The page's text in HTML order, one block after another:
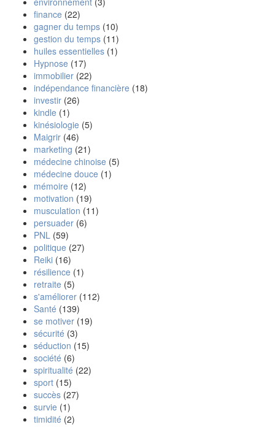
finance (22)
gagner du temps (10)
gestion du temps (11)
huiles essentielles (1)
Hypnose (17)
immobilier (22)
indépendance financière (18)
investir (26)
kindle (1)
kinésiologie (5)
Maigrir (46)
marketing (21)
médecine chinoise (5)
médecine douce (1)
mémoire (12)
motivation (19)
musculation (11)
persuader (6)
PNL (59)
politique (27)
Reiki (16)
résilience (1)
retraite (5)
s'améliorer (112)
Santé (139)
se motiver (19)
sécurité (3)
séduction (15)
société (6)
spiritualité (22)
sport (15)
succès (27)
survie (1)
timidité (2)